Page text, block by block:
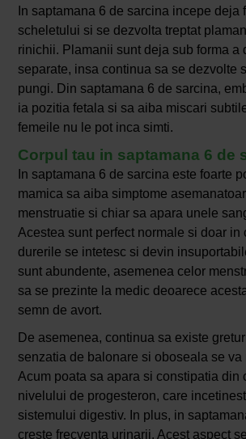
In saptamana 6 de sarcina incepe deja
scheletului si se dezvolta treptat
rinichii. Plamanii sunt deja sub forma a
separate, insa continua sa se dezvolte
pungi. Din saptamana 6 de sarcina,
ia pozitia fetala si sa aiba miscari
femeile nu le pot inca simti.
Corpul tau in saptamana 6 de
In saptamana 6 de sarcina este foarte
mamica sa aiba simptome
menstruatie si chiar sa apara unele
Acestea sunt perfect normale si doar in
durerile se intetesc si devin
sunt abundente, asemenea celor
sa se prezinte la medic deoarece
semn de avort.
De asemenea, continua sa existe
senzatia de balonare si oboseala se va
Acum poata sa apara si constipatia din
nivelului de progesteron, care
sistemului digestiv. In plus, in
creste frecventa urinarii. Acest aspect